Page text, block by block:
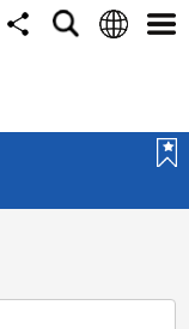
分
搜
語
選